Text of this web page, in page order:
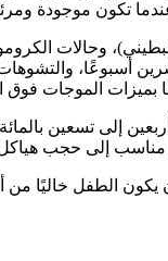
تكون موجودة
وحالات
والتشوهات
بميزات الموجات
إلى تسعين
إلى حجب هياكل
الطفل خاليًا